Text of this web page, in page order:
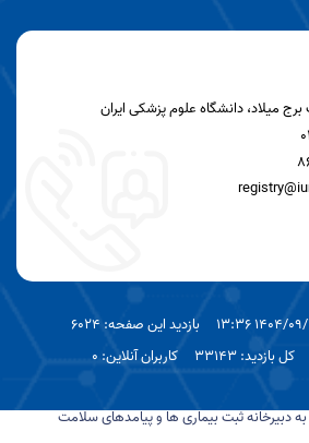
میلاد، دانشگاه علوم پزشکی ایران
بازدید این صفحه: 6024
کل بازدید: 33143 کاربران آنلاین: 0
دبیرخانه ثبت بیماری ها و پیامدهای سلامت